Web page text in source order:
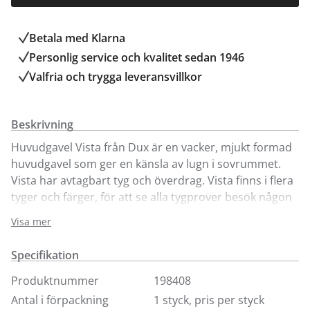
Betala med Klarna
Personlig service och kvalitet sedan 1946
Valfria och trygga leveransvillkor
Beskrivning
Huvudgavel Vista från Dux är en vacker, mjukt formad
huvudgavel som ger en känsla av lugn i sovrummet.
Vista har avtagbart tyg och överdrag. Vista finns i flera
tyger och färger, för att se alla tygprover besök någon
ange vilken DUX-sängmodell som gaveln ska anpassas
till i meddelandefältet (kassan). Tillverkaren anpassar
sänggaveln efter den sängmodell du har valt, så höjd
och infästningar blir rätt. Vid eventuella frågor
kontakta kundtjänst.
Visa mer
Specifikation
Produktnummer
198408
Antal i förpackning
1 styck, pris per styck